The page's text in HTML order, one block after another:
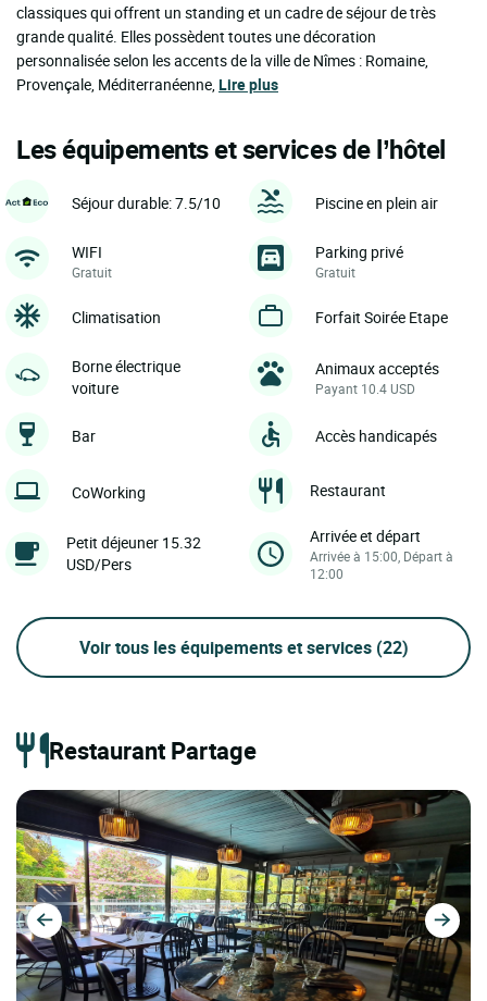
classiques qui offrent un standing et un cadre de séjour de très
grande qualité. Elles possèdent toutes une décoration
personnalisée selon les accents de la ville de Nîmes : Romaine,
Provençale, Méditerranéenne,Lire plus
Les équipements et services de l’hôtel
Séjour durable: 7.5/10 Piscine en plein air
WIFI
Gratuit
Parking privé
Gratuit
Climatisation Forfait Soirée Etape
Borne électrique
voiture
Animaux acceptés
Payant 10.4 USD
Bar Accès handicapés
CoWorking Restaurant
Petit déjeuner 15.32
USD/Pers
Arrivée et départ
Arrivée à 15:00, Départ à
12:00
Voir tous les équipements et services (22)
Restaurant Partage